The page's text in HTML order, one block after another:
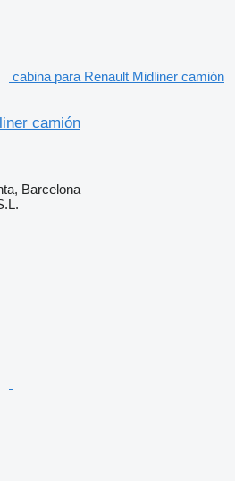
cabina para Renault Midliner camión
camión
Barcelona